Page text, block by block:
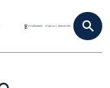
ดาวน์โหลดแอป เข้าสู่ระบบ | สมัครสมาชิก